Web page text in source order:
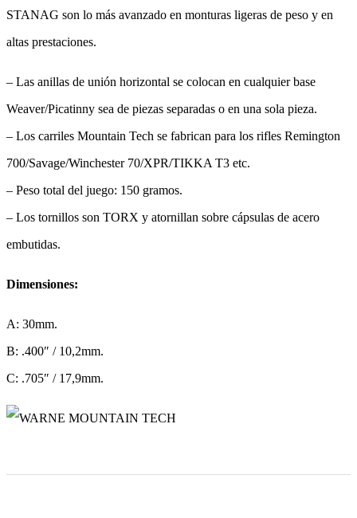
STANAG son lo más avanzado en monturas ligeras de peso y en
altas prestaciones.
– Las anillas de unión horizontal se colocan en cualquier base
Weaver/Picatinny sea de piezas separadas o en una sola pieza.
– Los carriles Mountain Tech se fabrican para los rifles Remington
700/Savage/Winchester 70/XPR/TIKKA T3 etc.
– Peso total del juego: 150 gramos.
– Los tornillos son TORX y atornillan sobre cápsulas de acero
embutidas.
Dimensiones:
A: 30mm.
B: .400″ / 10,2mm.
C: .705″ / 17,9mm.